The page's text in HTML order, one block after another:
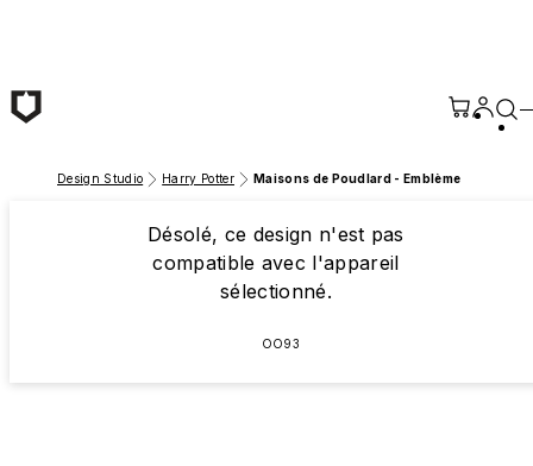
Design Studio Harry Potter Maisons de Poudlard - Emblème
Désolé, ce design n'est pas
compatible avec l'appareil
sélectionné.
OO93